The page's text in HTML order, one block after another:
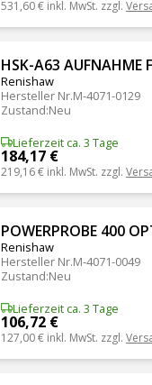
531,60 € inkl. MwSt. zzgl.
HSK-A63 AUFNAHME
Renishaw
Hersteller Nr.M-4071-0129
Zustand:Neu
Lieferzeit ca. 3 Tage
184,17 €
219,16 € inkl. MwSt. zzgl.
POWERPROBE 400
Renishaw
Hersteller Nr.M-4071-0049
Zustand:Neu
Lieferzeit ca. 3 Tage
106,72 €
127,00 € inkl. MwSt. zzgl.